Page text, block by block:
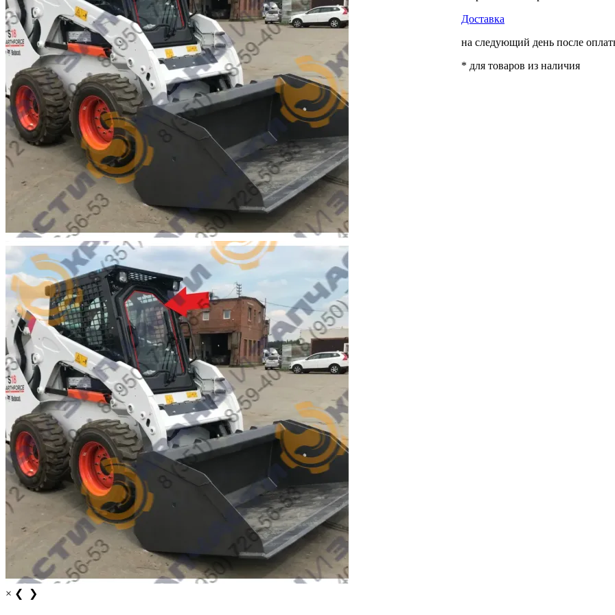
× ❮ ❯
Доставка
на следующий день после
* для товаров из наличия